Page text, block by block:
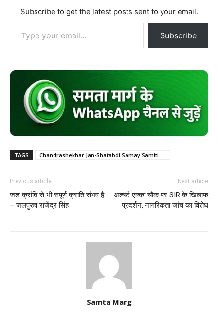
Subscribe to get the latest posts sent to your email.
Type your email…
Subscribe
TAGS Chandrashekhar Jan-Shatabdi Samay Samiti.....
Previous article
जल क्रांति से भी संपूर्ण क्रांति संभव है
– जलपुरुष राजेंद्र सिंह
Next article
अल्बर्ट एक्का चौक पर SIR के खिलाफ
प्रदर्शन, नागरिकता जांच का विरोध
Samta Marg